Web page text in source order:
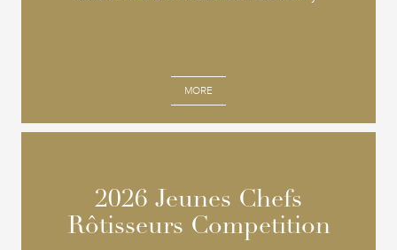
MORE
2026 Jeunes Chefs
Rôtisseurs Competition
2026 Jeunes Chefs
Rôtisseurs Competition